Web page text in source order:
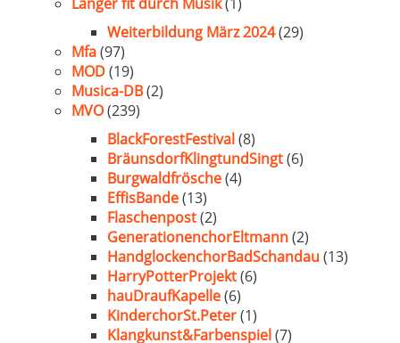
Weiterbildung März 2024(29)
Mfa(97)
MOD(19)
Musica-DB(2)
MVO(239)
BlackForestFestival(8)
BräunsdorfKlingtundSingt(6)
Burgwaldfrösche(4)
EffisBande(13)
Flaschenpost(2)
GenerationenchorEltmann(2)
HandglockenchorBadSchandau(13)
HarryPotterProjekt(6)
hauDraufKapelle(6)
KinderchorSt.Peter(1)
Klangkunst&Farbenspiel(7)